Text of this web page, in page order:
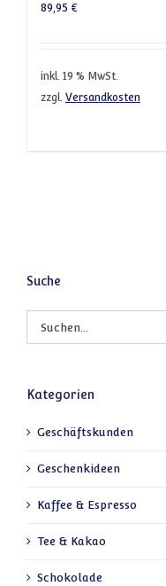
89,95 €
inkl. 19 % MwSt.
zzgl. Versandkosten
Suche
Kategorien
Geschäftskunden
Geschenkideen
Kaffee & Espresso
Tee & Kakao
Schokolade